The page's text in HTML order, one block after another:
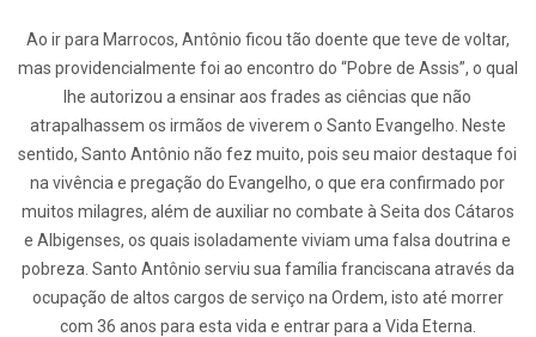
Ao ir para Marrocos, Antônio ficou tão doente que teve de voltar,
mas providencialmente foi ao encontro do “Pobre de Assis”, o qual
lhe autorizou a ensinar aos frades as ciências que não
atrapalhassem os irmãos de viverem o Santo Evangelho. Neste
sentido, Santo Antônio não fez muito, pois seu maior destaque foi
na vivência e pregação do Evangelho, o que era confirmado por
muitos milagres, além de auxiliar no combate à Seita dos Cátaros
e Albigenses, os quais isoladamente viviam uma falsa doutrina e
pobreza. Santo Antônio serviu sua família franciscana através da
ocupação de altos cargos de serviço na Ordem, isto até morrer
com 36 anos para esta vida e entrar para a Vida Eterna.